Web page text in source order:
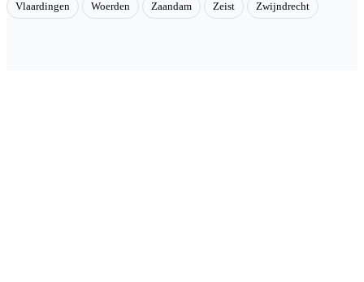
Vlaardingen Woerden Zaandam Zeist Zwijndrecht